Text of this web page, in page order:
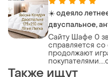
☀️ одеяло
двуспальное,
для лета, для
Сайту Шафе 0
справляется
продолжают
Также ищут